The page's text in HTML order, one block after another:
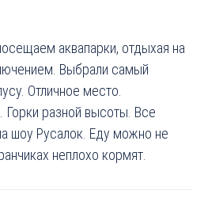
аквапарки, отдыхая на
Выбрали самый
Отличное место.
Горки разной высоты. Все
шоу Русалок. Еду можно не
неплохо кормят.